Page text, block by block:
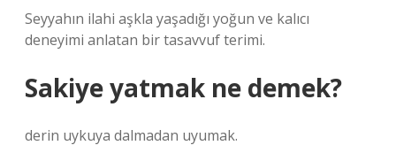
Seyyahın ilahi aşkla yaşadığı yoğun ve kalıcı
deneyimi anlatan bir tasavvuf terimi.
Sakiye yatmak ne demek?
derin uykuya dalmadan uyumak.